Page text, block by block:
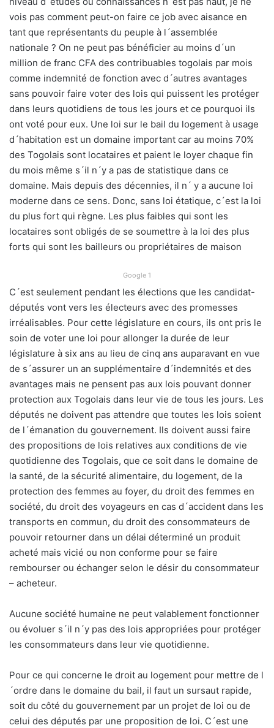
vois pas comment peut-on faire ce job avec aisance en
tant que représentants du peuple à l´assemblée
nationale ? On ne peut pas bénéficier au moins d´un
million de franc CFA des contribuables togolais par mois
comme indemnité de fonction avec d´autres avantages
sans pouvoir faire voter des lois qui puissent les protéger
dans leurs quotidiens de tous les jours et ce pourquoi ils
ont voté pour eux. Une loi sur le bail du logement à usage
d´habitation est un domaine important car au moins 70%
des Togolais sont locataires et paient le loyer chaque fin
du mois même s´il n´y a pas de statistique dans ce
domaine. Mais depuis des décennies, il n´ y a aucune loi
moderne dans ce sens. Donc, sans loi étatique, c´est la loi
du plus fort qui règne. Les plus faibles qui sont les
locataires sont obligés de se soumettre à la loi des plus
forts qui sont les bailleurs ou propriétaires de maison
Google 1
C´est seulement pendant les élections que les candidat-
députés vont vers les électeurs avec des promesses
irréalisables. Pour cette législature en cours, ils ont pris le
soin de voter une loi pour allonger la durée de leur
législature à six ans au lieu de cinq ans auparavant en vue
de s´assurer un an supplémentaire d´indemnités et des
avantages mais ne pensent pas aux lois pouvant donner
protection aux Togolais dans leur vie de tous les jours. Les
députés ne doivent pas attendre que toutes les lois soient
de l´émanation du gouvernement. Ils doivent aussi faire
des propositions de lois relatives aux conditions de vie
quotidienne des Togolais, que ce soit dans le domaine de
la santé, de la sécurité alimentaire, du logement, de la
protection des femmes au foyer, du droit des femmes en
société, du droit des voyageurs en cas d´accident dans les
transports en commun, du droit des consommateurs de
pouvoir retourner dans un délai déterminé un produit
acheté mais vicié ou non conforme pour se faire
rembourser ou échanger selon le désir du consommateur
– acheteur.
Aucune société humaine ne peut valablement fonctionner
ou évoluer s´il n´y pas des lois appropriées pour protéger
les consommateurs dans leur vie quotidienne.
Pour ce qui concerne le droit au logement pour mettre de l
´ordre dans le domaine du bail, il faut un sursaut rapide,
soit du côté du gouvernement par un projet de loi ou de
celui des députés par une proposition de loi. C´est une